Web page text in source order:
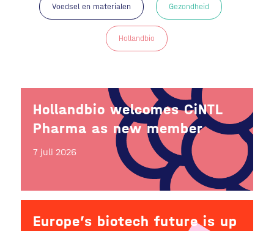
Voedsel en materialen Gezondheid
Hollandbio
Hollandbio welcomes CiNTL
Pharma as new member
7 juli 2026
Europe’s biotech future is up